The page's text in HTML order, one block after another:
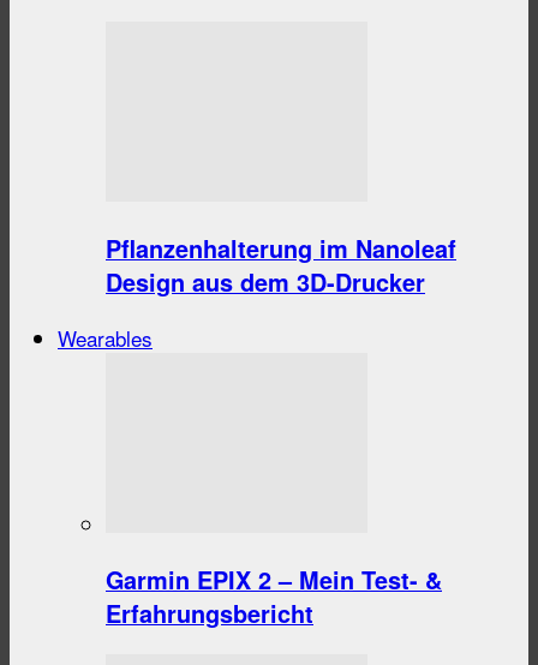
Pflanzenhalterung im Nanoleaf
Design aus dem 3D-Drucker
Wearables
Garmin EPIX 2 – Mein Test- &
Erfahrungsbericht